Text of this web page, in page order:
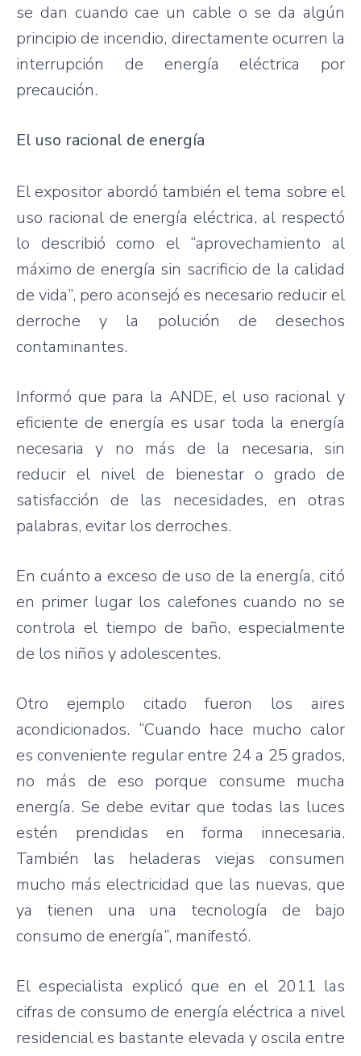
se dan cuando cae un cable o se da algún
principio de incendio, directamente ocurren la
interrupción de energía eléctrica por
precaución.
El uso racional de energía
El expositor abordó también el tema sobre el
uso racional de energía eléctrica, al respectó
lo describió como el “aprovechamiento al
máximo de energía sin sacrificio de la calidad
de vida”, pero aconsejó es necesario reducir el
derroche y la polución de desechos
contaminantes.
Informó que para la ANDE, el uso racional y
eficiente de energía es usar toda la energía
necesaria y no más de la necesaria, sin
reducir el nivel de bienestar o grado de
satisfacción de las necesidades, en otras
palabras, evitar los derroches.
En cuánto a exceso de uso de la energía, citó
en primer lugar los calefones cuando no se
controla el tiempo de baño, especialmente
de los niños y adolescentes.
Otro ejemplo citado fueron los aires
acondicionados. “Cuando hace mucho calor
es conveniente regular entre 24 a 25 grados,
no más de eso porque consume mucha
energía. Se debe evitar que todas las luces
estén prendidas en forma innecesaria.
También las heladeras viejas consumen
mucho más electricidad que las nuevas, que
ya tienen una una tecnología de bajo
consumo de energía”, manifestó.
El especialista explicó que en el 2011 las
cifras de consumo de energía eléctrica a nivel
residencial es bastante elevada y oscila entre